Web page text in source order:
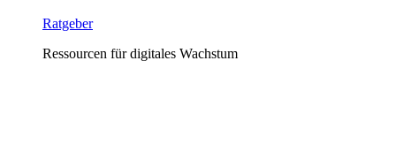
Ratgeber
Ressourcen für digitales Wachstum